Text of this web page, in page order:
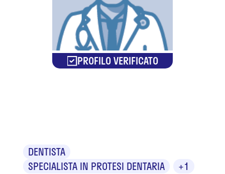
PROFILO VERIFICATO
DENTISTA
SPECIALISTA IN PROTESI DENTARIA
+1